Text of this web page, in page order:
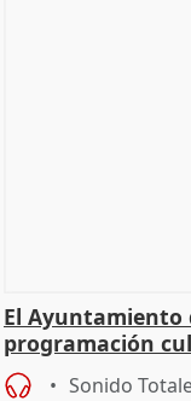
El Ayuntamiento
programación
Sonido